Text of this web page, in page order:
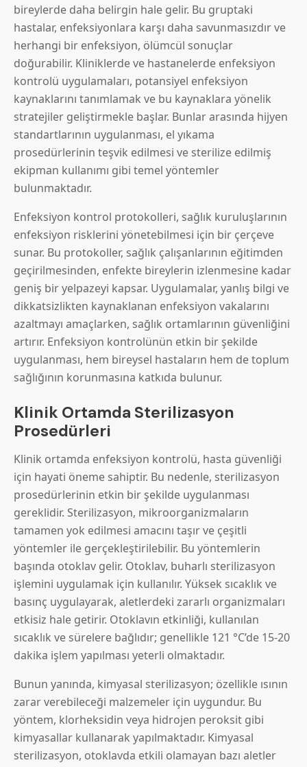
bireylerde daha belirgin hale gelir. Bu gruptaki
hastalar, enfeksiyonlara karşı daha savunmasızdır ve
herhangi bir enfeksiyon, ölümcül sonuçlar
doğurabilir. Kliniklerde ve hastanelerde enfeksiyon
kontrolü uygulamaları, potansiyel enfeksiyon
kaynaklarını tanımlamak ve bu kaynaklara yönelik
stratejiler geliştirmekle başlar. Bunlar arasında hijyen
standartlarının uygulanması, el yıkama
prosedürlerinin teşvik edilmesi ve sterilize edilmiş
ekipman kullanımı gibi temel yöntemler
bulunmaktadır.
Enfeksiyon kontrol protokolleri, sağlık kuruluşlarının
enfeksiyon risklerini yönetebilmesi için bir çerçeve
sunar. Bu protokoller, sağlık çalışanlarının eğitimden
geçirilmesinden, enfekte bireylerin izlenmesine kadar
geniş bir yelpazeyi kapsar. Uygulamalar, yanlış bilgi ve
dikkatsizlikten kaynaklanan enfeksiyon vakalarını
azaltmayı amaçlarken, sağlık ortamlarının güvenliğini
artırır. Enfeksiyon kontrolünün etkin bir şekilde
uygulanması, hem bireysel hastaların hem de toplum
sağlığının korunmasına katkıda bulunur.
Klinik Ortamda Sterilizasyon
Prosedürleri
Klinik ortamda enfeksiyon kontrolü, hasta güvenliği
için hayati öneme sahiptir. Bu nedenle, sterilizasyon
prosedürlerinin etkin bir şekilde uygulanması
gereklidir. Sterilizasyon, mikroorganizmaların
tamamen yok edilmesi amacını taşır ve çeşitli
yöntemler ile gerçekleştirilebilir. Bu yöntemlerin
başında otoklav gelir. Otoklav, buharlı sterilizasyon
işlemini uygulamak için kullanılır. Yüksek sıcaklık ve
basınç uygulayarak, aletlerdeki zararlı organizmaları
etkisiz hale getirir. Otoklavın etkinliği, kullanılan
sıcaklık ve sürelere bağlıdır; genellikle 121 °C’de 15-20
dakika işlem yapılması yeterli olmaktadır.
Bunun yanında, kimyasal sterilizasyon; özellikle ısının
zarar verebileceği malzemeler için uygundur. Bu
yöntem, klorheksidin veya hidrojen peroksit gibi
kimyasallar kullanarak yapılmaktadır. Kimyasal
sterilizasyon, otoklavda etkili olamayan bazı aletler